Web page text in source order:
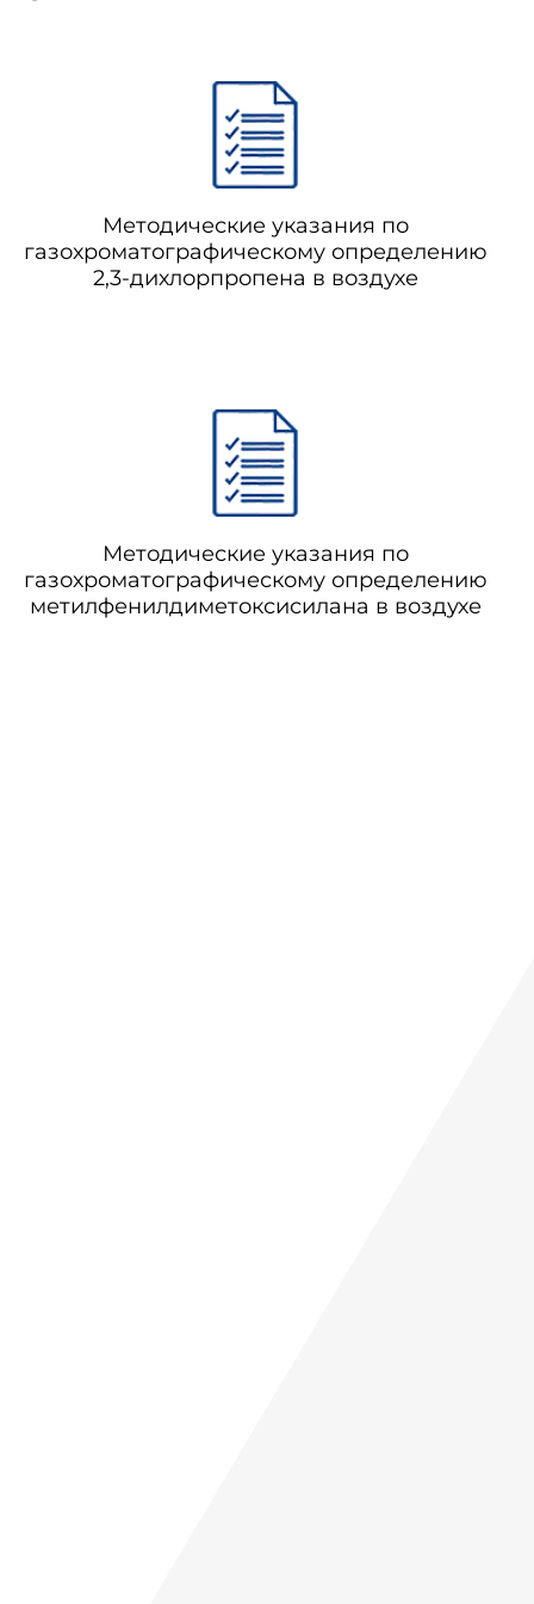
Методические указания по
газохроматографическому определению
2,3-дихлорпропена в воздухе
Методические указания по
газохроматографическому определению
метилфенилдиметоксисилана в воздухе